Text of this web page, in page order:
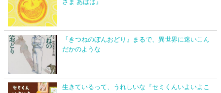
さま あはは』
『きつねのぼんおどり』まるで、異世界に迷いこん
だかのような
生きているって、うれしいな『セミくんいよいよこ